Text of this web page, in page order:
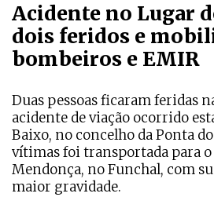
Acidente no Lugar
dois feridos e
bombeiros e EMIR
Duas pessoas ficaram feridas
acidente de viação ocorrido
Baixo, no concelho da Ponta
vítimas foi transportada para
Mendonça, no Funchal, com
maior gravidade.